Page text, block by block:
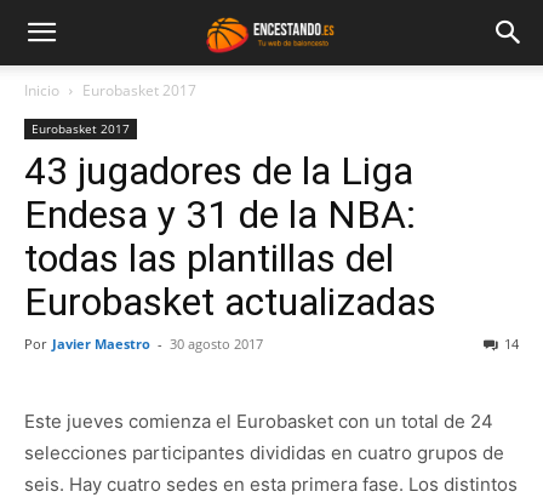
Inicio Eurobasket 2017
Eurobasket 2017
43 jugadores de la Liga
Endesa y 31 de la NBA:
todas las plantillas del
Eurobasket actualizadas
Por Javier Maestro - 30 agosto 2017 14
Este jueves comienza el Eurobasket con un total de 24
selecciones participantes divididas en cuatro grupos de
seis. Hay cuatro sedes en esta primera fase. Los distintos